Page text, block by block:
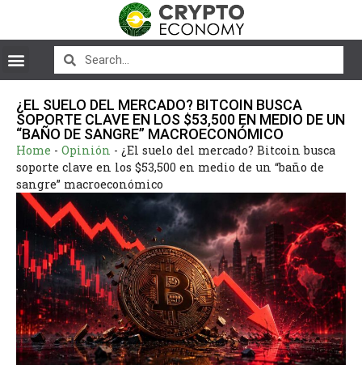
¿EL SUELO DEL MERCADO? BITCOIN BUSCA
SOPORTE CLAVE EN LOS $53,500 EN MEDIO DE UN
“BAÑO DE SANGRE” MACROECONÓMICO
Home - Opinión - ¿El suelo del mercado? Bitcoin busca
soporte clave en los $53,500 en medio de un “baño de
sangre” macroeconómico